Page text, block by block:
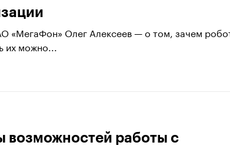
«МегаФон» Олег Алексеев — о том, зачем
их можно...
возможностей работы с